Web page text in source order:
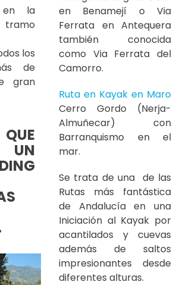
en la
tramo
los
de
gran
UN
en Benamejí o Via
Ferrata en Antequera
también conocida
como Via Ferrata del
Camorro.
Ruta en Kayak en Maro
Cerro Gordo (Nerja-
Almuñecar) con
Barranquismo en el
mar.
Se trata de una de las
Rutas más fantástica
de Andalucía en una
Iniciación al Kayak por
acantilados y cuevas
además de saltos
impresionantes desde
diferentes alturas.